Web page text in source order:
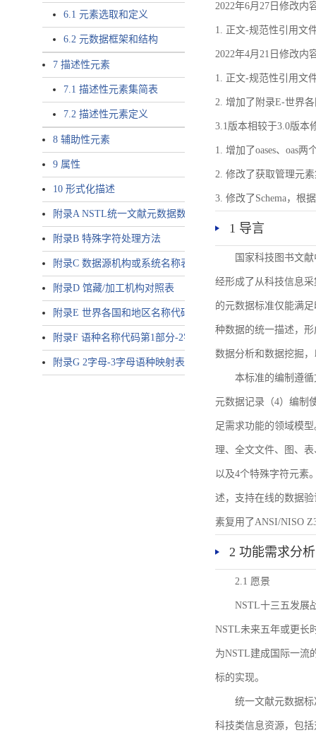
6.1 元素选取和定义
6.2 元数据框架和结构
7 描述性元素
7.1 描述性元素集简表
7.2 描述性元素定义
8 辅助性元素
9 属性
10 形式化描述
附录A NSTL统一文献元数据数据唯一标识符规则
附录B 特殊字符处理方法
附录C 数据源机构或系统名称表
附录D 馆藏/加工机构对照表
附录E 世界各国和地区名称代码-2字母代码（GB/T 2659-
附录F 语种名称代码第1部分-2字母代码（GB/T 4880.1-2005
附录G 2字母-3字母语种映射表
2022年6月27日修改内
1. 正文-规范性引用文
2022年4月21日修改内
1. 正文-规范性引用文
2. 增加了附录E-世界
3.1版本相较于3.0版本
1. 增加了oases、oas
2. 修改了获取管理元
3. 修改了Schema，根
1 导言
国家科技图书文
经形成了从科技信息
的元数据标准仅能满
种数据的统一描述，
数据分析和数据挖掘
本标准的编制遵
元数据记录（4）编制
足需求功能的领域模
理、全文文件、图、
以及4个特殊字符元素
述，支持在线的数据
素复用了ANSI/NISO
2 功能需求分析
2.1 愿景
NSTL十三五发展
NSTL未来五年或更长
为NSTL建成国际一流
标的实现。
统一文献元数据
科技类信息资源，包